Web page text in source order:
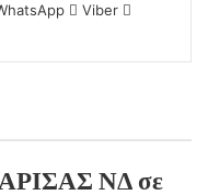
Viber
ΝΔ σε